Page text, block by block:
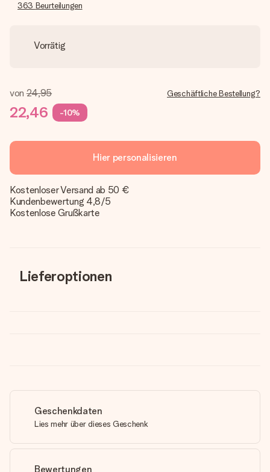
363 Beurteilungen
Vorrätig
von 24,95
22,46 -10%
Geschäftliche Bestellung?
Hier personalisieren
Kostenloser Versand ab 50 €
Kundenbewertung 4,8/5
Kostenlose Grußkarte
Lieferoptionen
Geschenkdaten
Lies mehr über dieses Geschenk
Bewertungen